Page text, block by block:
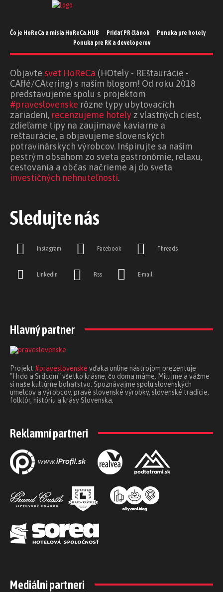
Čo je HoReCa a misia HoReCa.HUB Pridať PR článok
Ponuka pre hotely
Ponuka pre RK a developerov
Objavte svet HoReCa (HOtely - REštaurácie -
CAffé/CAtering) s naším blogom! Od roku 2018
predstavujeme spolu s projektom
#praveslovenske rôzne typy ubytovacích
zariadení, recenzujeme hotely z vlastných ciest,
zdieľame tipy na zaujímavé kaviarne a
reštaurácie, a objavujeme slovenských
potravinárskych výrobcov. Inšpirujte sa naším
pestrým obsahom zo sveta gastronómie, relaxu,
cestovania a občas načrieme aj do sveta
investičných nehnuteľností.
Sledujte nás
Instagram Facebook Threads
Linkedin Rss E-mail
Hlavný partner
Projekt #praveslovenske vďaka online nástrojom prezentuje
"Hrdo a Srdcom" všetko krásne, čo doma máme. Milujme a vážme
si naše kultúrne bohatstvo. Spoznávajme spolu slovenských
umelcov a výrobcov, pravé slovenské výrobky, slovenské tradície,
folklór, históriu a krásy Slovenska.
Reklamní partneri
Mediálni partneri